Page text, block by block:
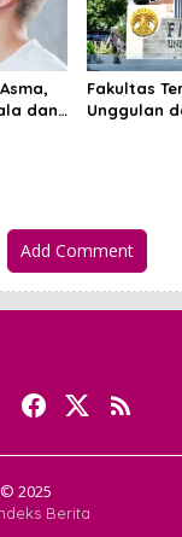
dan
Fakultas
Unggulan
Add Comment
© 2025
Berita